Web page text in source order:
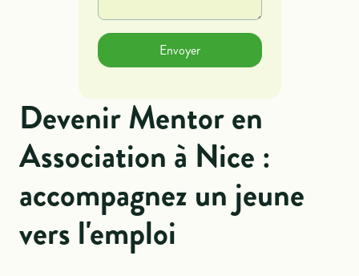
Devenir Mentor en
Association à Nice :
accompagnez un jeune
vers l'emploi